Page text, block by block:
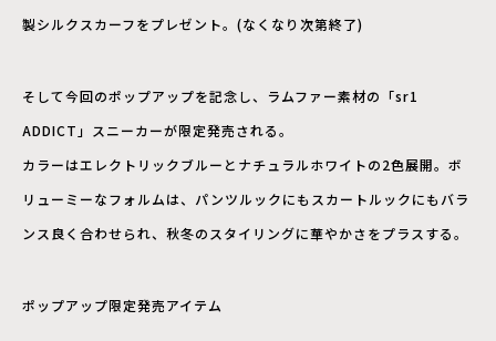
製シルクスカーフをプレゼント。(なくなり次第終了)
そして今回のポップアップを記念し、ラムファー素材の「sr1
ADDICT」スニーカーが限定発売される。
カラーはエレクトリックブルーとナチュラルホワイトの2色展開。ボ
リューミーなフォルムは、パンツルックにもスカートルックにもバラ
ンス良く合わせられ、秋冬のスタイリングに華やかさをプラスする。
ポップアップ限定発売アイテム